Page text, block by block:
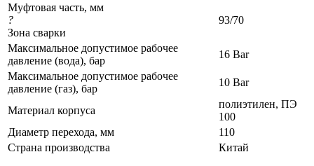
Муфтовая часть, мм
?
Зона сварки
93/70
Максимальное допустимое рабочее
давление (вода), бар
16 Bar
Максимальное допустимое рабочее
давление (газ), бар
10 Bar
Материал корпуса
полиэтилен, ПЭ
100
Диаметр перехода, мм
110
Страна производства
Китай